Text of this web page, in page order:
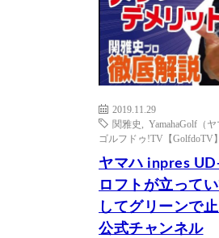
2019.11.29
関雅史
YamahaGolf（ヤ
ゴルフドゥ!TV【GolfdoTV
ヤマハ inpres
ロフトが立って
してグリーンで
公式チャンネル